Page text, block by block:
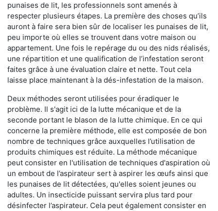
punaises de lit, les professionnels sont amenés à
respecter plusieurs étapes. La première des choses qu’ils
auront à faire sera bien sûr de localiser les punaises de lit,
peu importe où elles se trouvent dans votre maison ou
appartement. Une fois le repérage du ou des nids réalisés,
une répartition et une qualification de l’infestation seront
faites grâce à une évaluation claire et nette. Tout cela
laisse place maintenant à la dés-infestation de la maison.
Deux méthodes seront utilisées pour éradiquer le
problème. Il s'agit ici de la lutte mécanique et de la
seconde portant le blason de la lutte chimique. En ce qui
concerne la première méthode, elle est composée de bon
nombre de techniques grâce auxquelles l’utilisation de
produits chimiques est réduite. La méthode mécanique
peut consister en l'utilisation de techniques d'aspiration où
un embout de l’aspirateur sert à aspirer les œufs ainsi que
les punaises de lit détectées, qu'elles soient jeunes ou
adultes. Un insecticide puissant servira plus tard pour
désinfecter l’aspirateur. Cela peut également consister en